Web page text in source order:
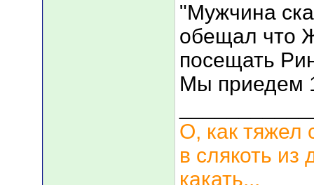
"Мужчина
обещал что
посещать
Мы приедем
О, как тяжел
в слякоть из
какать...